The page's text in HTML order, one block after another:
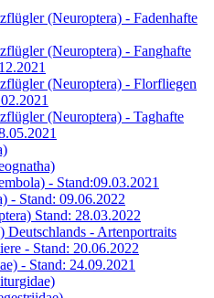
(Neuroptera) - Fadenhafte
(Neuroptera) - Fanghafte
(Neuroptera) - Florfliegen
(Neuroptera) - Taghafte
- Stand:09.03.2021
- Stand: 09.06.2022
Stand: 28.03.2022
Deutschlands - Artenportraits
- Stand: 20.06.2022
- Stand: 24.09.2021